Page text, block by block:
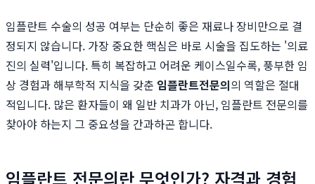
임플란트 수술의 성공 여부는 단순히 좋은 재료나 장비만으로 결
정되지 않습니다. 가장 중요한 핵심은 바로 시술을 집도하는 '의료
진의 실력'입니다. 특히 복잡하고 어려운 케이스일수록, 풍부한 임
상 경험과 해부학적 지식을 갖춘 임플란트전문의의 역할은 절대
적입니다. 많은 환자들이 왜 일반 치과가 아닌, 임플란트 전문의를
찾아야 하는지 그 중요성을 간과하곤 합니다.
임플란트 전문의란 무엇인가? 자격과 경험